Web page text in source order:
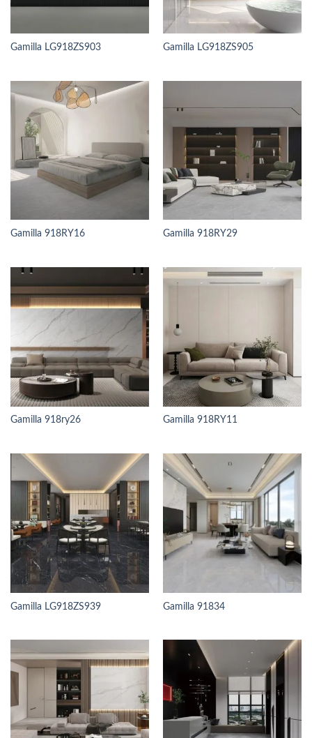
Gamilla LG918ZS903 Gamilla LG918ZS905
Gamilla 918RY16 Gamilla 918RY29
Gamilla 918ry26 Gamilla 918RY11
Gamilla LG918ZS939 Gamilla 91834